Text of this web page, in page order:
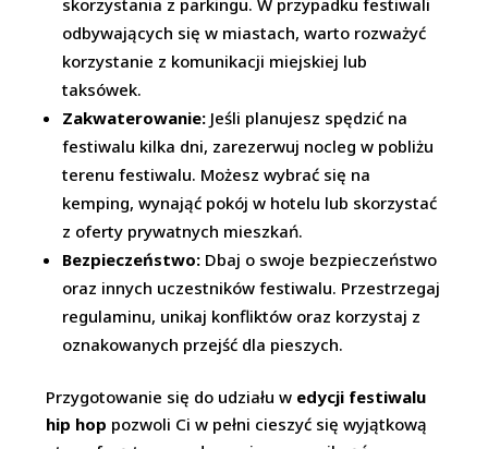
odbywających się w miastach, warto rozważyć
korzystanie z komunikacji miejskiej lub
taksówek.
Zakwaterowanie: Jeśli planujesz spędzić na
festiwalu kilka dni, zarezerwuj nocleg w pobliżu
terenu festiwalu. Możesz wybrać się na
kemping, wynająć pokój w hotelu lub skorzystać
z oferty prywatnych mieszkań.
Bezpieczeństwo: Dbaj o swoje bezpieczeństwo
oraz innych uczestników festiwalu. Przestrzegaj
regulaminu, unikaj konfliktów oraz korzystaj z
oznakowanych przejść dla pieszych.
Przygotowanie się do udziału w edycji festiwalu
hip hop pozwoli Ci w pełni cieszyć się wyjątkową